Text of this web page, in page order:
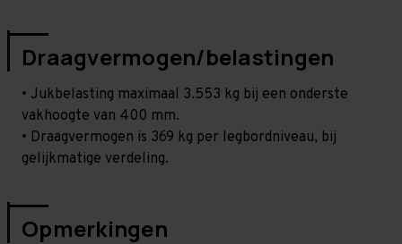
Draagvermogen/belastingen
• Jukbelasting maximaal 3.553 kg bij een onderste
vakhoogte van 400 mm.
• Draagvermogen is 369 kg per legbordniveau, bij
gelijkmatige verdeling.
Opmerkingen